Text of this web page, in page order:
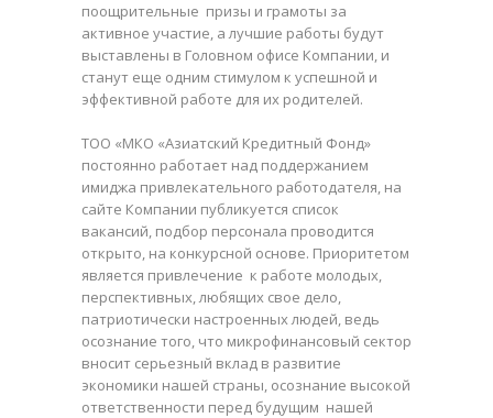
поощрительные призы и грамоты за
активное участие, а лучшие работы будут
выставлены в Головном офисе Компании, и
станут еще одним стимулом к успешной и
эффективной работе для их родителей.
ТОО «МКО «Азиатский Кредитный Фонд»
постоянно работает над поддержанием
имиджа привлекательного работодателя, на
сайте Компании публикуется список
вакансий, подбор персонала проводится
открыто, на конкурсной основе. Приоритетом
является привлечение к работе молодых,
перспективных, любящих свое дело,
патриотически настроенных людей, ведь
осознание того, что микрофинансовый сектор
вносит серьезный вклад в развитие
экономики нашей страны, осознание высокой
ответственности перед будущим нашей